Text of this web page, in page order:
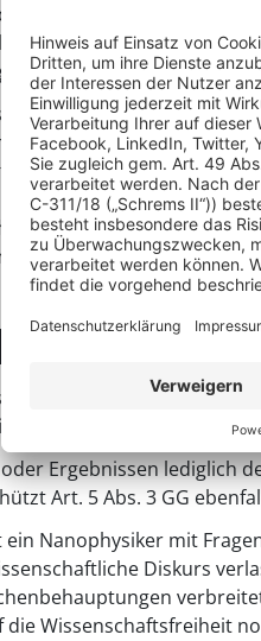
worden sei die These
Er macht also
für seine Behauptung
der sich
zu, der
Laut
knüpfen also nicht
schützen –
Wirkens
greift nur die
Ergebnissen lediglich
Art. 5 Abs. 3 GG
Nanophysiker mit
Diskurs
die Wissenschaftsfreiheit